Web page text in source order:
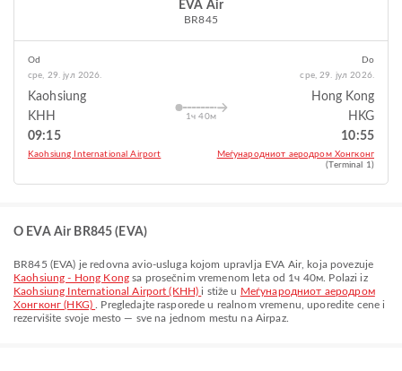
EVA Air
BR845
Od
сре, 29. јул 2026.
Kaohsiung
KHH
09:15
Kaohsiung International Airport
1ч 40м
Do
сре, 29. јул 2026.
Hong Kong
HKG
10:55
Меѓународниот аеродром Хонгконг
(Terminal 1)
O EVA Air BR845 (EVA)
BR845 (EVA) je redovna avio-usluga kojom upravlja EVA Air, koja povezuje
Kaohsiung - Hong Kongsa prosečnim vremenom leta od 1ч 40м . Polazi iz
Kaohsiung International Airport (KHH)i stiže u Меѓународниот аеродром
Хонгконг (HKG)
. Pregledajte rasporede u realnom vremenu, uporedite cene i
rezervišite svoje mesto — sve na jednom mestu na Airpaz.